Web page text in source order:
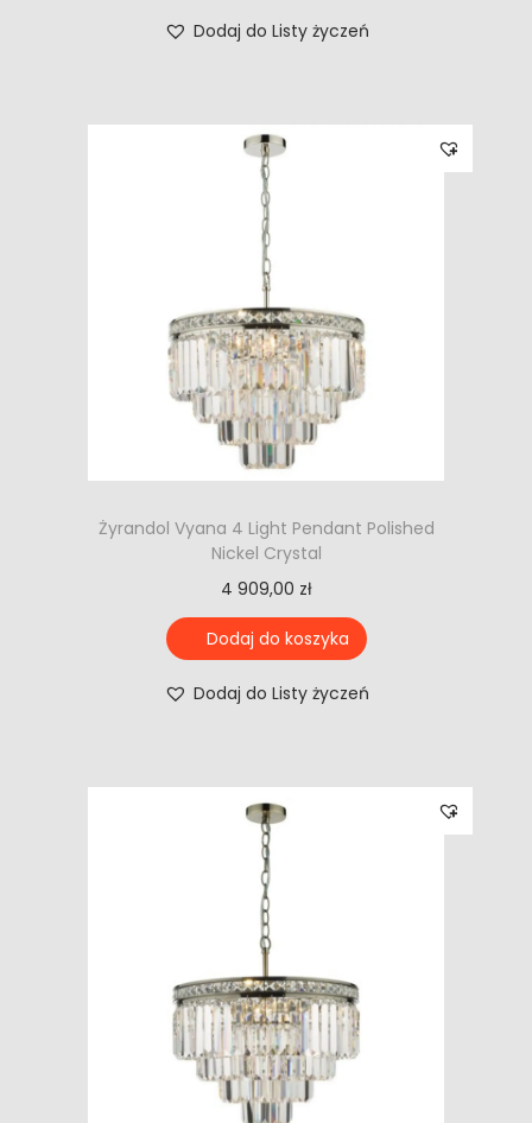
Dodaj do Listy życzeń
Żyrandol Vyana 4 Light Pendant Polished
Nickel Crystal
4 909,00 zł
Dodaj do koszyka
Dodaj do Listy życzeń